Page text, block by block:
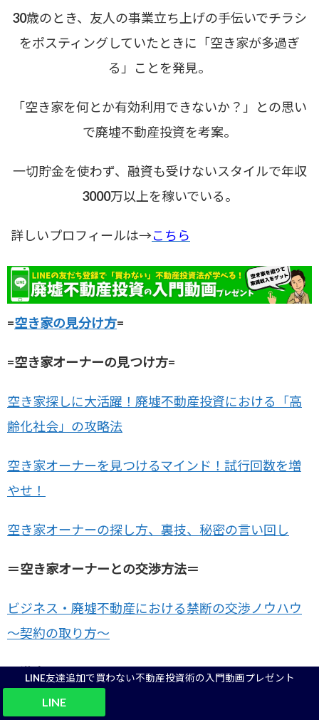
LINE友達追加で買わない不動産投資術の入門動画プレゼント
LINE
30歳のとき、友人の事業立ち上げの手伝いでチラシ
をポスティングしていたときに「空き家が多過ぎ
る」ことを発見。
「空き家を何とか有効利用できないか？」との思い
で廃墟不動産投資を考案。
一切貯金を使わず、融資も受けないスタイルで年収
3000万以上を稼いでいる。
詳しいプロフィールは→こちら
=空き家の見分け方=
=空き家オーナーの見つけ方=
空き家探しに大活躍！廃墟不動産投資における「高
齢化社会」の攻略法
空き家オーナーを見つけるマインド！試行回数を増
やせ！
空き家オーナーの探し方、裏技、秘密の言い回し
＝空き家オーナーとの交渉方法＝
ビジネス・廃墟不動産における禁断の交渉ノウハウ
～契約の取り方～
＝激安リフォーム＝
【ボロ戸建て投資】リフォームを宇宙一、激安です